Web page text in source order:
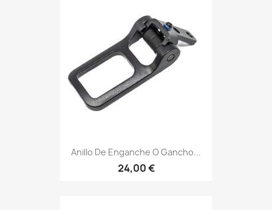
Anillo De Enganche O Gancho...
24,00 €